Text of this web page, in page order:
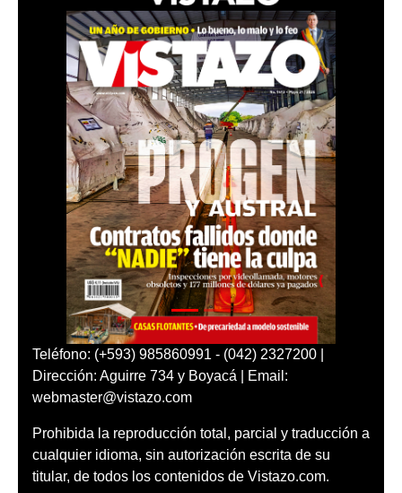
Teléfono: (+593) 985860991 - (042) 2327200 |
Dirección: Aguirre 734 y Boyacá | Email:
webmaster@vistazo.com
Prohibida la reproducción total, parcial y traducción a
cualquier idioma, sin autorización escrita de su
titular, de todos los contenidos de Vistazo.com.